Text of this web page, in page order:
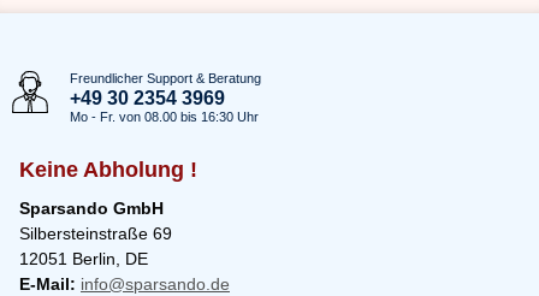
Freundlicher Support & Beratung
+49 30 2354 3969
Mo - Fr. von 08.00 bis 16:30 Uhr
Keine Abholung !
Sparsando GmbH
Silbersteinstraße 69
12051 Berlin, DE
E-Mail: info@sparsando.de